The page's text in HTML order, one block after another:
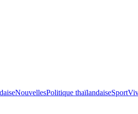
NouvellesPolitique thaïlandaiseSport